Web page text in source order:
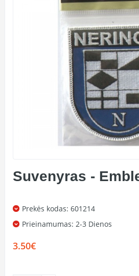
Suvenyras -
Prekės kodas: 601214
Prieinamumas: 2-3 Dienos
3.50€